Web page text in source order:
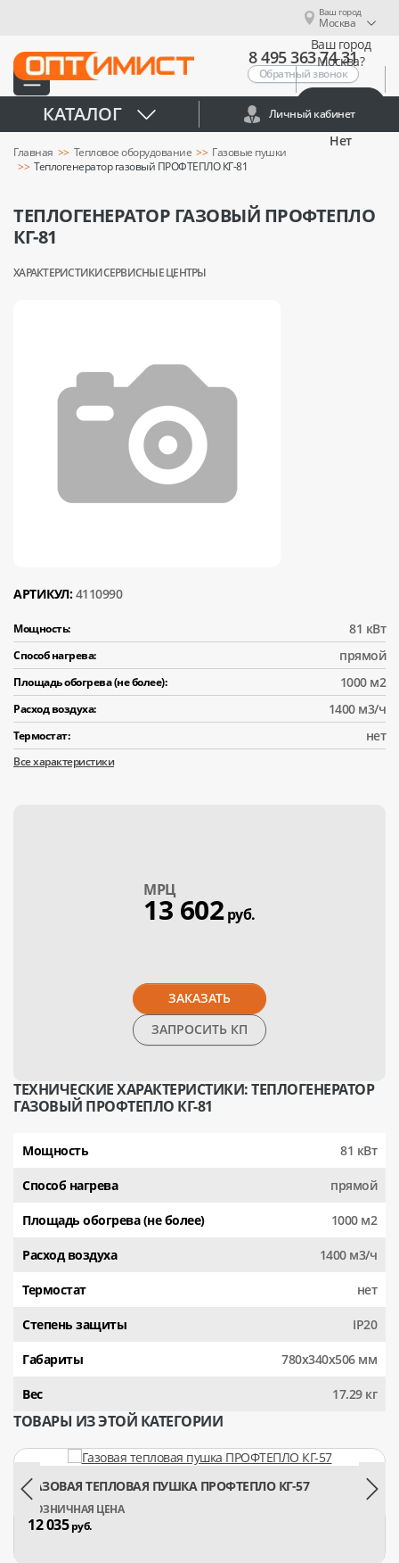
Ваш город
Москва
Ваш город
Москва?
Нет
8 495 363 74 31
Обратный звонок
КАТАЛОГ Личный кабинет
Главная Тепловое оборудование
Газовые пушки
Теплогенератор газовый ПРОФТЕПЛО КГ-81
ТЕПЛОГЕНЕРАТОР ГАЗОВЫЙ ПРОФТЕПЛО
КГ-81
ХАРАКТЕРИСТИКИСЕРВИСНЫЕ ЦЕНТРЫ
АРТИКУЛ: 4110990
Мощность: 81 кВт
Способ нагрева: прямой
Площадь обогрева (не более): 1000 м2
Расход воздуха: 1400 м3/ч
Термостат: нет
Все характеристики
МPЦ
13 602руб.
ЗАКАЗАТЬ
ЗАПРОСИТЬ КП
ТЕХНИЧЕСКИЕ ХАРАКТЕРИСТИКИ: ТЕПЛОГЕНЕРАТОР
ГАЗОВЫЙ ПРОФТЕПЛО КГ-81
Мощность 81 кВт
Способ нагрева прямой
Площадь обогрева (не более) 1000 м2
Расход воздуха 1400 м3/ч
Термостат нет
Степень защиты IP20
Габариты 780х340х506 мм
Вес 17.29 кг
ТОВАРЫ ИЗ ЭТОЙ КАТЕГОРИИ
ГАЗОВАЯ ТЕПЛОВАЯ ПУШКА ПРОФТЕПЛО КГ-57
12 035руб.